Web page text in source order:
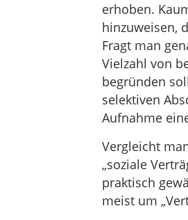
erhoben.
hinzuweisen,
Fragt man
Vielzahl von
begründen
selektiven
Aufnahme
Vergleicht
„soziale
praktisch
meist um